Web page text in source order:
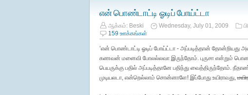
என் பொண்டாட்டி ஓடிப் போய்ட்டா
ஆக்கம்: Beski Wednesday, July 01, 2009
159 ஊக்கங்கள்
’என் பொண்டாட்டி ஓடிப் போய்ட்டா - அப்படித்தான் தோன்றியது
கணவன் மனைவி போலல்லவா இருந்தோம். புருசா என்றும்
பெயருக்கு பதில் அப்படித்தானே பதிந்து வைத்திருந்தோம்.
முடியலடா, என்றெல்லாம் சொன்னாளே! இப்போது உயிராவது,